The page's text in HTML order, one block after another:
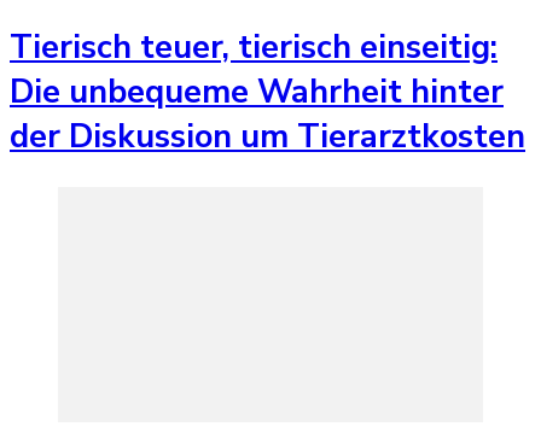
Tierisch teuer, tierisch einseitig:
Die unbequeme Wahrheit hinter
der Diskussion um Tierarztkosten